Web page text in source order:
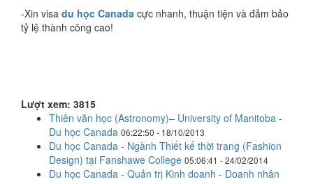
-Xin visa du học Canada cực nhanh, thuận tiện và đảm bảo
tỷ lệ thành công cao!
Lượt xem: 3815
Thiên văn học (Astronomy)– University of Manitoba -
Du học Canada 06:22:50 - 18/10/2013
Du học Canada - Ngành Thiết kế thời trang (Fashion
Design) tại Fanshawe College 05:06:41 - 24/02/2014
Du học Canada - Quản trị Kinh doanh - Doanh nhân